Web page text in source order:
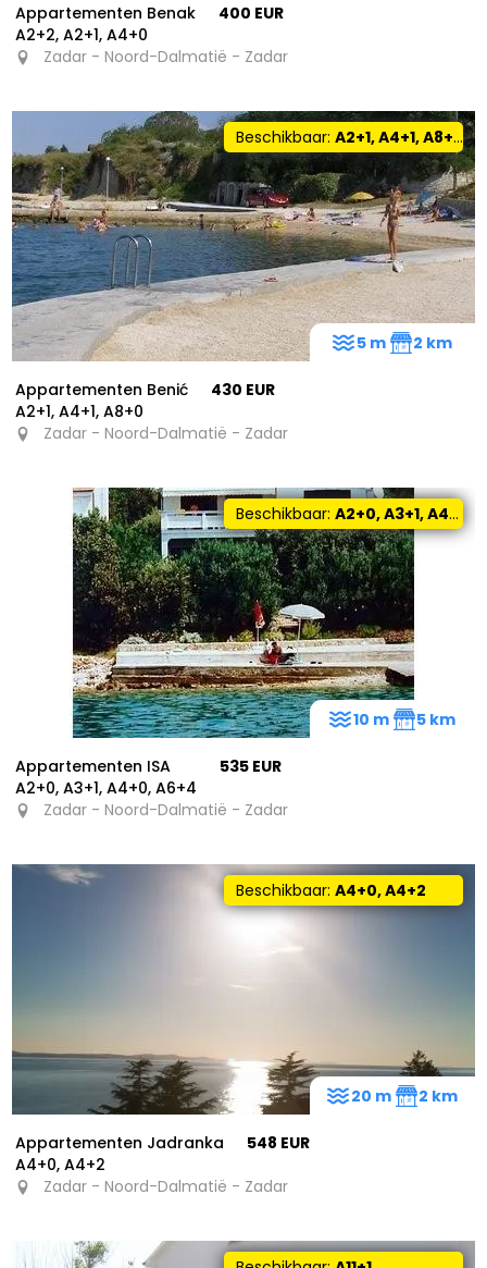
15
Appartementen Benak
A2+2, A2+1, A4+0
400 EUR
Zadar - Noord-Dalmatië - Zadar
Beschikbaar:A2+1, A4+1, A8+0
Appartementen Benić
A2+1, A4+1, A8+0
430 EUR
Zadar - Noord-Dalmatië - Zadar
5 m 2 km
Beschikbaar:A2+0, A3+1, A4+0, A6+4
Appartementen ISA
A2+0, A3+1, A4+0, A6+4
535 EUR
Zadar - Noord-Dalmatië - Zadar
10 m 5 km
Beschikbaar:A4+0, A4+2
Appartementen Jadranka
A4+0, A4+2
548 EUR
Zadar - Noord-Dalmatië - Zadar
20 m 2 km